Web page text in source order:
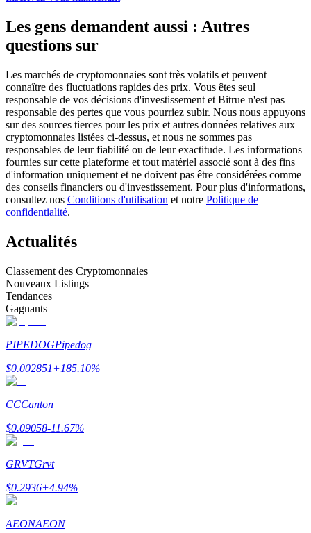
Rejoignez les meilleurs traders
Devenez un trader de copie
Profitez du partage des bénéfices et des commissions de copy
trading
Les gens demandent aussi : Autres
questions sur
Les marchés de cryptomonnaies sont très volatils et peuvent
connaître des fluctuations rapides des prix. Vous êtes seul
responsable de vos décisions d'investissement et Bitrue n'est pas
responsable des pertes que vous pourriez subir. Nous nous appuyons
sur des sources tierces pour les prix et autres données relatives aux
cryptomonnaies listées ci-dessus, et nous ne sommes pas
responsables de leur fiabilité ou de leur exactitude. Les informations
fournies sur cette plateforme et tout matériel associé sont à des fins
d'information uniquement et ne doivent pas être considérées comme
des conseils financiers ou d'investissement. Pour plus d'informations,
consultez nos Conditions d'utilisation et notre Politique de
confidentialité.
Actualités
Classement des Cryptomonnaies
Nouveaux Listings
Tendances
Gagnants
PIPEDOGPipedog
$0.002851+185.10%
CCCanton
$0.09058-11.67%
GRVTGrvt
$0.2936+4.94%
AEONAEON